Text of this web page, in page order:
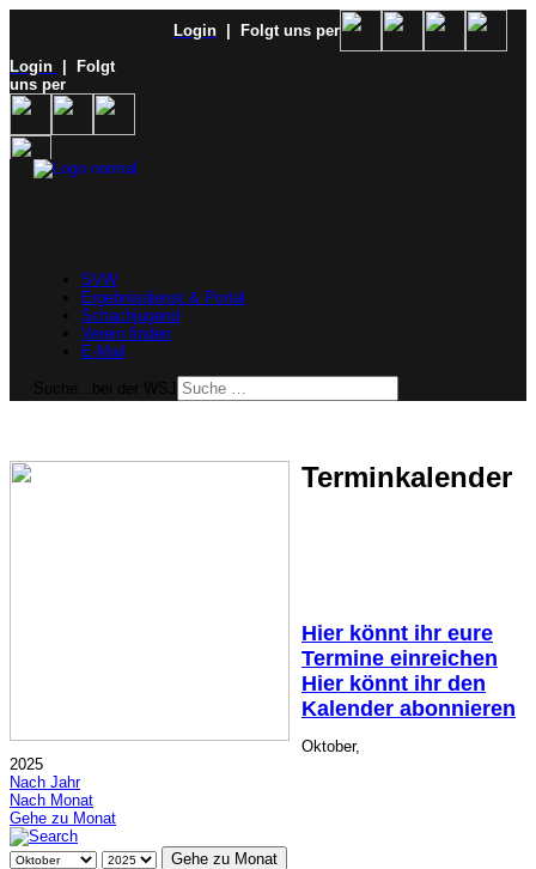
Login
| Folgt uns per
Login
| Folgt
uns per
SVW
Ergebnisdienst & Portal
Schachjugend
Verein finden
E-Mail
Terminkalender
Hier könnt ihr eure
Termine einreichen
Hier könnt ihr den
Kalender abonnieren
Oktober,
2025
Nach Jahr
Nach Monat
Gehe zu Monat
Gehe zu Monat